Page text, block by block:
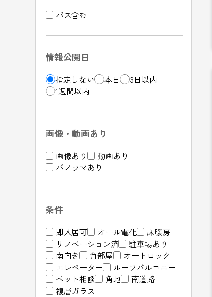
バス含む
情報公開日
指定しない 本日
3日以内
1週間以内
画像・動画あり
画像あり
動画あり
パノラマあり
条件
即入居可 オール電化
床暖房
リノベーション済
駐車場あり
南向き
角部屋
オートロック
エレベーター
ルーフバルコニー
ペット相談
角地
南道路
複層ガラス